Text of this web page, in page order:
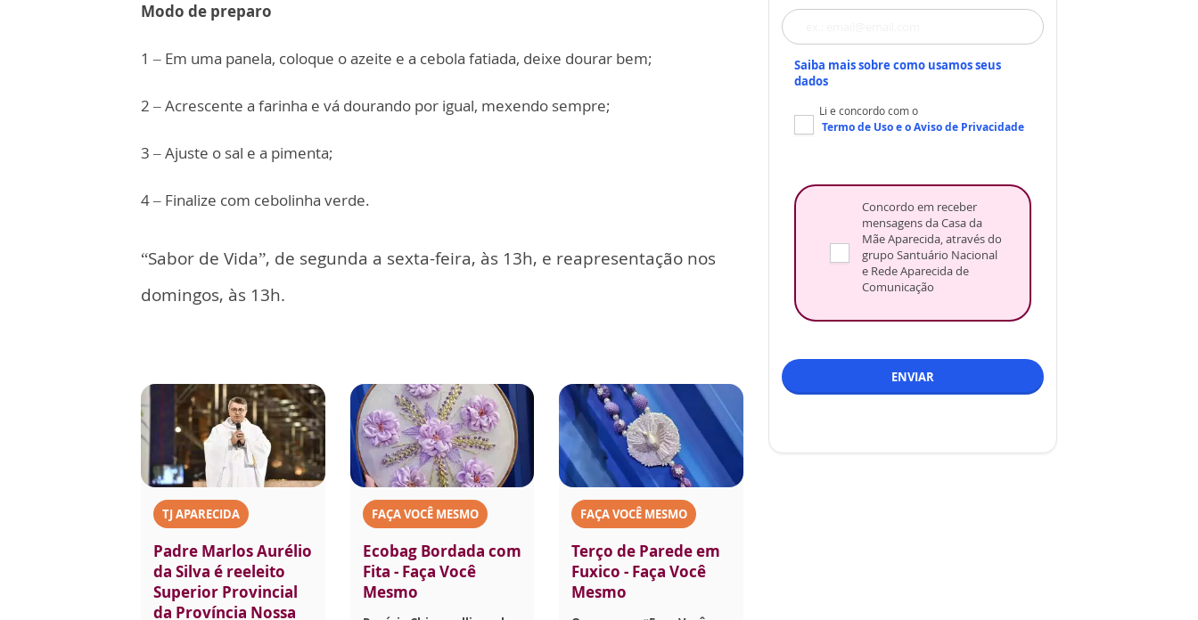
Modo de preparo
1 – Em uma panela, coloque o azeite e a cebola fatiada, deixe dourar bem;
2 – Acrescente a farinha e vá dourando por igual, mexendo sempre;
3 – Ajuste o sal e a pimenta;
4 – Finalize com cebolinha verde.
“Sabor de Vida”, de segunda a sexta-feira, às 13h, e reapresentação nos
domingos, às 13h.
TJ APARECIDA
Padre Marlos Aurélio
da Silva é reeleito
Superior Provincial
da Província Nossa
FAÇA VOCÊ MESMO
Ecobag Bordada com
Fita - Faça Você
Mesmo
FAÇA VOCÊ MESMO
Terço de Parede em
Fuxico - Faça Você
Mesmo
Saiba mais sobre como usamos seus
dados
Li e concordo com o
Termo de Usoe oAviso de Privacidade
Concordo em receber
mensagens da Casa da
Mãe Aparecida, através do
grupo Santuário Nacional
e Rede Aparecida de
Comunicação
ENVIAR